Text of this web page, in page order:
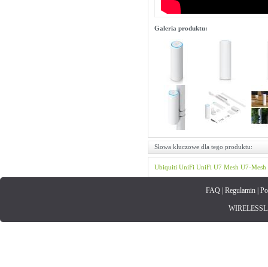
Galeria produktu:
Słowa kluczowe dla tego produktu:
Ubiquiti UniFi UniFi U7 Mesh U7-Mesh
FAQ| Regulamin|